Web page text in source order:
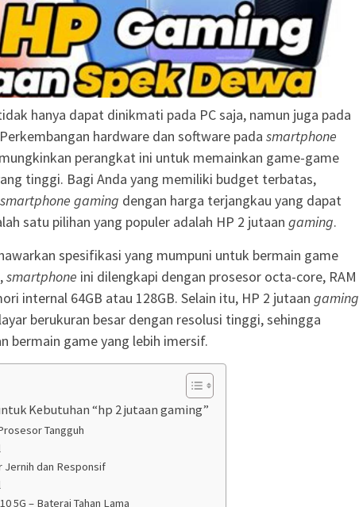
hanya dapat dinikmati pada PC saja, namun juga pada
hardware dan software pada smartphone
perangkat ini untuk memainkan game-game
tinggi. Bagi Anda yang memiliki budget terbatas,
smartphone gaming dengan harga terjangkau yang dapat
satu pilihan yang populer adalah HP 2 jutaan gaming.
spesifikasi yang mumpuni untuk bermain game
smartphone ini dilengkapi dengan prosesor octa-core, RAM
internal 64GB atau 128GB. Selain itu, HP 2 jutaan gaming
berukuran besar dengan resolusi tinggi, sehingga
bermain game yang lebih imersif.
Kebutuhan “hp 2 jutaan gaming”
Tangguh
Jernih dan Responsif
5G – Baterai Tahan Lama